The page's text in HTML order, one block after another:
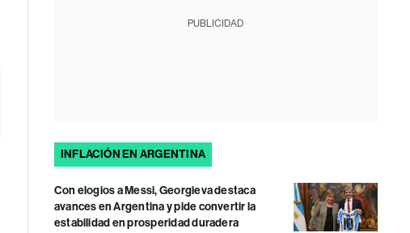
PUBLICIDAD
INFLACIÓN EN ARGENTINA
Con elogios a Messi, Georgieva destaca
avances en Argentina y pide convertir la
estabilidad en prosperidad duradera